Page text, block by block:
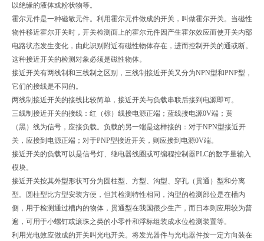
以绝缘的液体或粉状物等。
霍尔元件是一种磁敏元件。利用霍尔元件做成的开关，叫做霍尔开关。当磁性
物件移近霍尔开关时，开关检测面上的霍尔元件因产生霍尔效应而使开关内部
电路状态发生变化，由此识别附近有磁性物体存在，进而控制开关的通或断。
这种接近开关的检测对象必须是磁性物体。
接近开关有两线制和三线制之区别，三线制接近开关又分为NPN型和PNP型，
它们的接线是不同的。
两线制接近开关的接线比较简单，接近开关与负载串联后接到电源即可。
三线制接近开关的接线：红（棕）线接电源正端；蓝线接电源0V端；黄
（黑）线为信号，应接负载。负载的另一端是这样接的：对于NPN型接近开
关，应接到电源正端；对于PNP型接近开关，则应接到电源0V端。
接近开关的负载可以是信号灯、继电器线圈或可编程控制器PLC的数字量输入
模块。
接近开关按其外型形状可分为圆柱型、方型、沟型、穿孔（贯通）型和分离
型。圆柱型比方型安装方便，但其检测特性相同，沟型的检测部位是在槽内
侧，用于检测通过槽内的物体，贯通型在我国很少生产，而日本则应用较为普
遍，可用于小螺钉或滚珠之类的小零件和浮标组装成水位检测装置等。
利用光电效应做成的开关叫光电开关。将发光器件与光电器件按一定方向装在